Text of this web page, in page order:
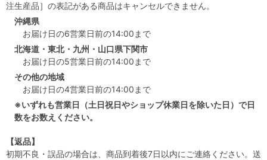
注生産品］の表記がある商品はキャンセルできません。
沖縄県
お届け日の6営業日前の14:00まで
北海道・東北・九州・山口県下関市
お届け日の5営業日前の14:00まで
その他の地域
お届け日の4営業日前の14:00まで
※いずれも営業日（土日祝日やショップ休業日を除いた日）で日
数をお数えください。
【返品】
初期不良・誤品の場合は、商品到着後7日以内にご連絡ください。送